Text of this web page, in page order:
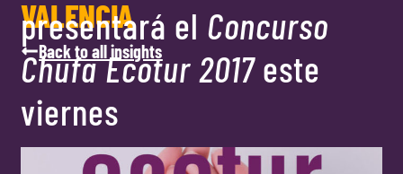
VALENCIA
Back to all insights
presentará el Concurso
Chufa Ecotur 2017este
viernes